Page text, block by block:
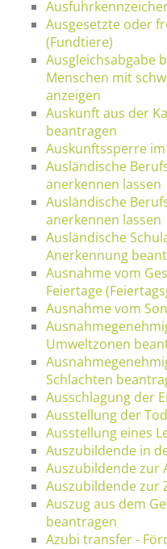
Ausgesetzte oder
(Fundtiere)
Ausgleichsabgabe
Menschen mit
anzeigen
Auskunft aus der
beantragen
Auskunftssperre
Ausländische
anerkennen lassen
Ausländische
anerkennen lassen
Ausländische
Anerkennung
Ausnahme vom
Feiertage
Ausnahme vom
Umweltzonen
Schlachten
Ausschlagung der
Ausstellung der
Ausstellung eines
Auszubildende in
Auszubildende zur
Auszubildende zur
Auszug aus dem
beantragen
Azubi transfer -